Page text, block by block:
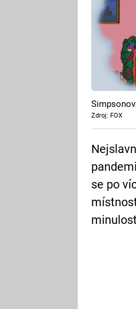
Zdroj: FOX
se po